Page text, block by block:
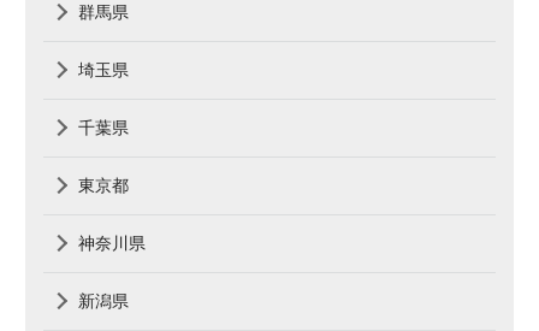
群馬県
埼玉県
千葉県
東京都
神奈川県
新潟県